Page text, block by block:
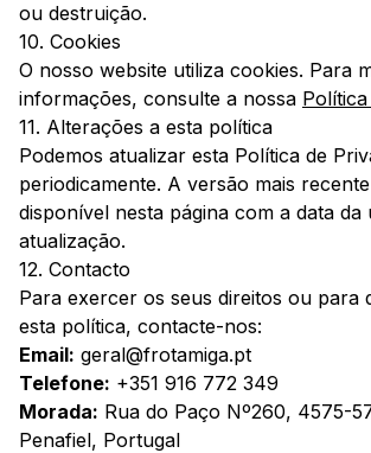
ou destruição.
10. Cookies
O nosso website utiliza cookies. Para
informações, consulte a nossa
11. Alterações a esta política
Podemos atualizar esta Política de
periodicamente. A versão mais
disponível nesta página com a data da
atualização.
12. Contacto
Para exercer os seus direitos ou para
esta política, contacte-nos:
Email: geral@frotamiga.pt
Telefone: +351 916 772 349
Morada: Rua do Paço Nº260, 4575-
Penafiel, Portugal